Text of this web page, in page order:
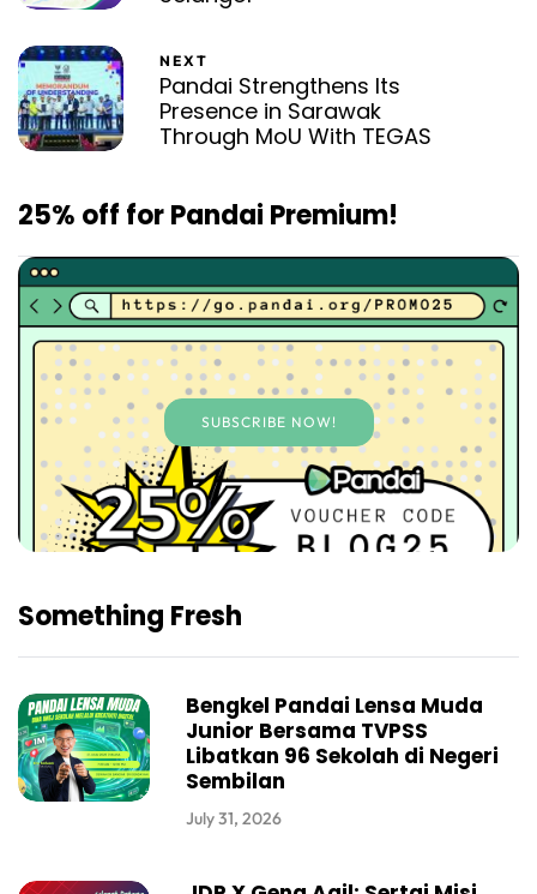
NEXT
Pandai Strengthens Its
Presence in Sarawak
Through MoU With TEGAS
25% off for Pandai Premium!
SUBSCRIBE NOW!
Something Fresh
Bengkel Pandai Lensa Muda
Junior Bersama TVPSS
Libatkan 96 Sekolah di Negeri
Sembilan
July 31, 2026